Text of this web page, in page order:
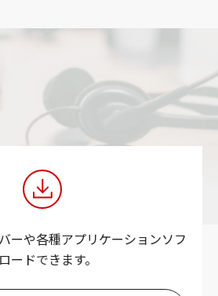
ーや各種アプリケーションソフ
ードできます。